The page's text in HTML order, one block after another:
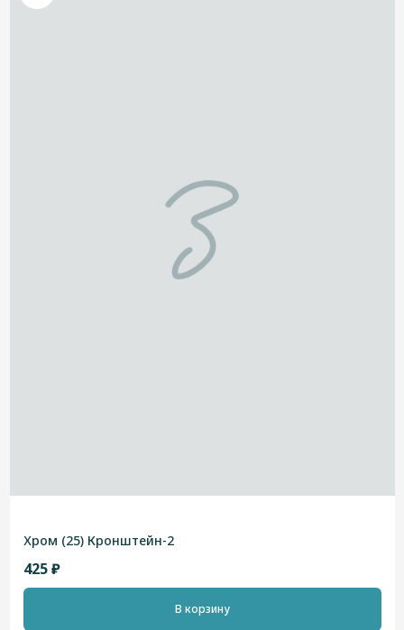
Хром (25) Кронштейн-2
425 ₽
В корзину